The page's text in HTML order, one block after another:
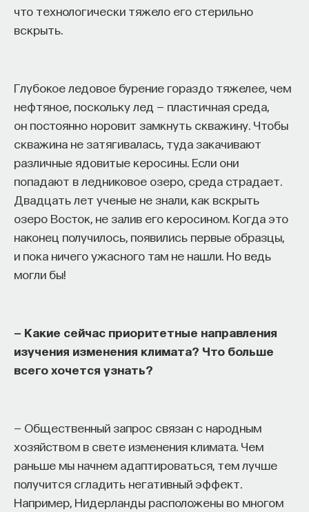
что технологически тяжело его стерильно
вскрыть.
Глубокое ледовое бурение гораздо тяжелее, чем
нефтяное, поскольку лед — пластичная среда,
он постоянно норовит замкнуть скважину. Чтобы
скважина не затягивалась, туда закачивают
различные ядовитые керосины. Если они
попадают в ледниковое озеро, среда страдает.
Двадцать лет ученые не знали, как вскрыть
озеро Восток, не залив его керосином. Когда это
наконец получилось, появились первые образцы,
и пока ничего ужасного там не нашли. Но ведь
могли бы!
— Какие сейчас приоритетные направления
изучения изменения климата? Что больше
всего хочется узнать?
— Общественный запрос связан с народным
хозяйством в свете изменения климата. Чем
раньше мы начнем адаптироваться, тем лучше
получится сгладить негативный эффект.
Например, Нидерланды расположены во многом